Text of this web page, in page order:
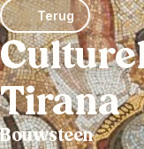
Terug
Tirana
Bouwsteen